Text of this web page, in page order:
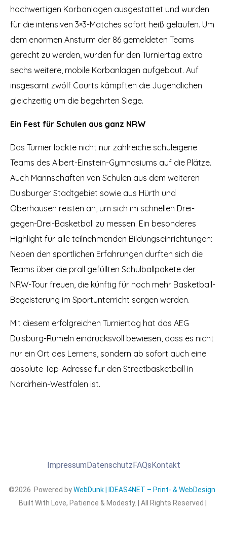
hochwertigen Korbanlagen ausgestattet und wurden
für die intensiven 3×3-Matches sofort heiß gelaufen. Um
dem enormen Ansturm der 86 gemeldeten Teams
gerecht zu werden, wurden für den Turniertag extra
sechs weitere, mobile Korbanlagen aufgebaut. Auf
insgesamt zwölf Courts kämpften die Jugendlichen
gleichzeitig um die begehrten Siege.
Ein Fest für Schulen aus ganz NRW
Das Turnier lockte nicht nur zahlreiche schuleigene
Teams des Albert-Einstein-Gymnasiums auf die Plätze.
Auch Mannschaften von Schulen aus dem weiteren
Duisburger Stadtgebiet sowie aus Hürth und
Oberhausen reisten an, um sich im schnellen Drei-
gegen-Drei-Basketball zu messen. Ein besonderes
Highlight für alle teilnehmenden Bildungseinrichtungen:
Neben den sportlichen Erfahrungen durften sich die
Teams über die prall gefüllten Schulballpakete der
NRW-Tour freuen, die künftig für noch mehr Basketball-
Begeisterung im Sportunterricht sorgen werden.
Mit diesem erfolgreichen Turniertag hat das AEG
Duisburg-Rumeln eindrucksvoll bewiesen, dass es nicht
nur ein Ort des Lernens, sondern ab sofort auch eine
absolute Top-Adresse für den Streetbasketball in
Nordrhein-Westfalen ist.
Impressum Datenschutz FAQs Kontakt
©2026 Powered byWebDunk | IDEAS4NET – Print- & WebDesign
Built With Love, Patience & Modesty. | All Rights Reserved |